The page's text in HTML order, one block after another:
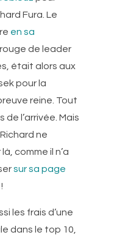
Fura. Le
en sa
de leader
était alors aux
pour la
reine. Tout
de l’arrivée. Mais
ne
comme il n’a
sur sa page
les frais d’une
dans le top 10,